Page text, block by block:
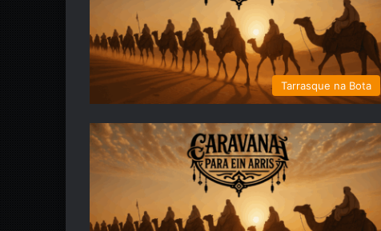
Tarrasque na Bota